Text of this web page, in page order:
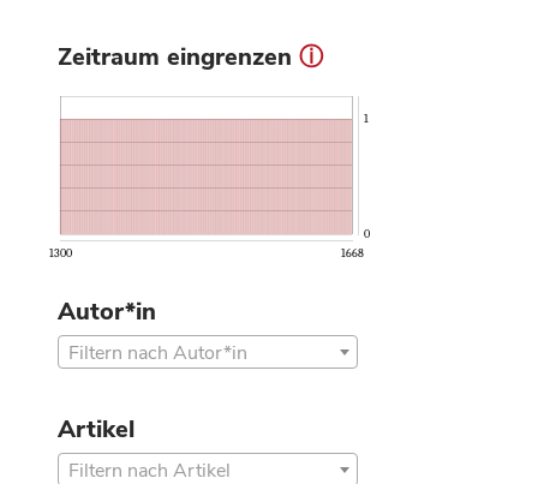
Zeitraum eingrenzen ⓘ
1300 1668
0
1
Autor*in
Filtern nach Autor*in
Artikel
Filtern nach Artikel